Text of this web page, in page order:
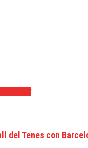
del Tenes con